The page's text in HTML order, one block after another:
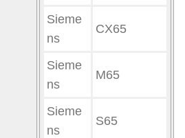
Sieme
ns
CX65
Sieme
ns
M65
Sieme
ns
S65